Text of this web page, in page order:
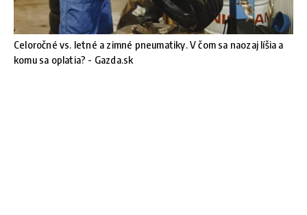
Celoročné vs. letné a zimné pneumatiky. V čom sa naozaj líšia a
komu sa oplatia? - Gazda.sk